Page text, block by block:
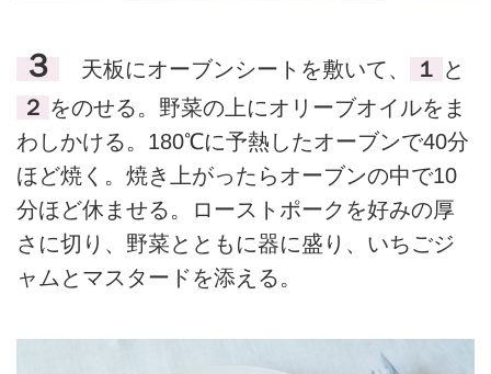
３ 天板にオーブンシートを敷いて、 １ と
２ をのせる。野菜の上にオリーブオイルをま
わしかける。180℃に予熱したオーブンで40分
ほど焼く。焼き上がったらオーブンの中で10
分ほど休ませる。ローストポークを好みの厚
さに切り、野菜とともに器に盛り、いちごジ
ャムとマスタードを添える。